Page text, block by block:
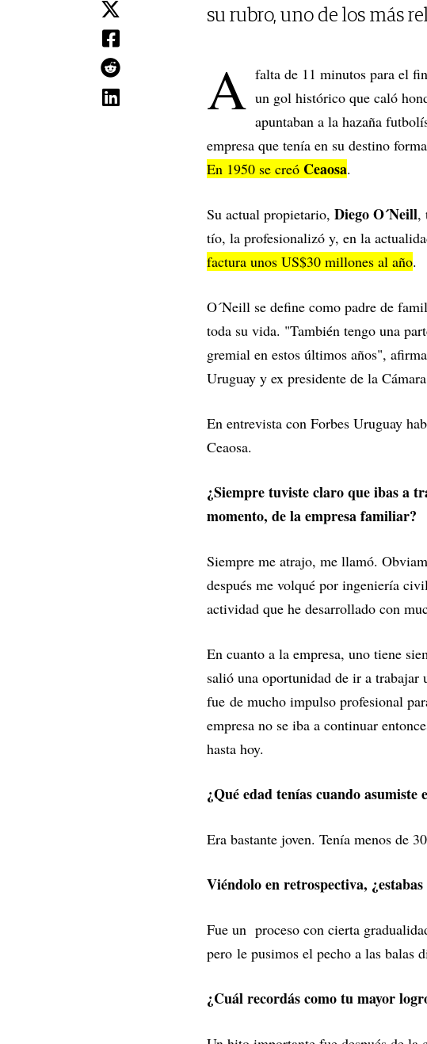
su rubro, uno de los más
A falta de 11 minutos para el
un gol histórico que caló
apuntaban a la hazaña
empresa que tenía en su destino
En 1950 se creó Ceaosa.
Su actual propietario, Diego O´Neill,
tío, la profesionalizó y, en la
factura unos US$30 millones al año.
O´Neill se define como padre de
toda su vida. "También tengo una
gremial en estos últimos años",
Uruguay y ex presidente de la
En entrevista con Forbes Uruguay
Ceaosa.
¿Siempre tuviste claro que ibas a
momento, de la empresa familiar?
Siempre me atrajo, me llamó.
después me volqué por ingeniería
actividad que he desarrollado con
En cuanto a la empresa, uno tiene
salió una oportunidad de ir a trabajar
fue de mucho impulso profesional
empresa no se iba a continuar
hasta hoy.
¿Qué edad tenías cuando asumiste
Era bastante joven. Tenía menos de
Viéndolo en retrospectiva,
Fue un proceso con cierta
pero le pusimos el pecho a las balas
¿Cuál recordás como tu mayor